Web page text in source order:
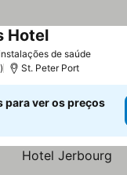
de saúde
Hotel
St. Peter Port
para ver os preços